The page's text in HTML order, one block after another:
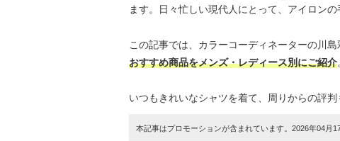
ます。日々忙しい現代人にとって、アイロン
この記事では、カラーコーディネーターの川島
おすすめ商品をメンズ・レディース別にご紹介
いつもきれいなシャツを着て、周りからの評判
本記事はプロモーションが含まれています。2026年04月